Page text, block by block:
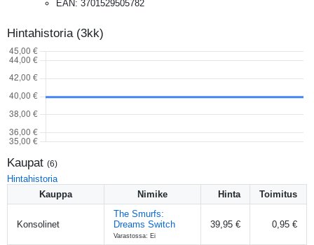
EAN: 3701529505782
Hintahistoria (3kk)
Kaupat (6)
Hintahistoria
Kauppa
Nimike Hinta Toimitus
Konsolinet
The Smurfs:
Dreams Switch
Varastossa: Ei
39,95 € 0,95 €